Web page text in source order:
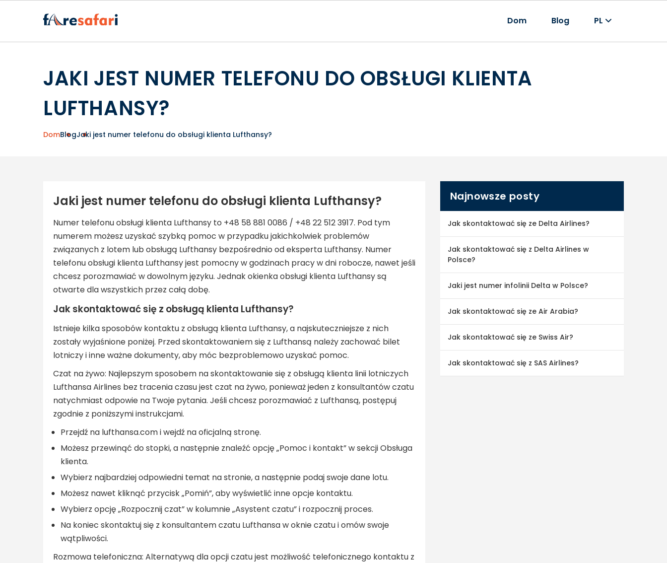
Dom Blog PL
JAKI JEST NUMER TELEFONU DO OBSŁUGI KLIENTA
LUFTHANSY?
DomBlogJaki jest numer telefonu do obsługi klienta Lufthansy?
Jaki jest numer telefonu do obsługi klienta Lufthansy?
Numer telefonu obsługi klienta Lufthansy to +48 58 881 0086 / +48 22 512 3917. Pod tym
numerem możesz uzyskać szybką pomoc w przypadku jakichkolwiek problemów
związanych z lotem lub obsługą Lufthansy bezpośrednio od eksperta Lufthansy. Numer
telefonu obsługi klienta Lufthansy jest pomocny w godzinach pracy w dni robocze, nawet jeśli
chcesz porozmawiać w dowolnym języku. Jednak okienka obsługi klienta Lufthansy są
otwarte dla wszystkich przez całą dobę.
Jak skontaktować się z obsługą klienta Lufthansy?
Istnieje kilka sposobów kontaktu z obsługą klienta Lufthansy, a najskuteczniejsze z nich
zostały wyjaśnione poniżej. Przed skontaktowaniem się z Lufthansą należy zachować bilet
lotniczy i inne ważne dokumenty, aby móc bezproblemowo uzyskać pomoc.
Czat na żywo: Najlepszym sposobem na skontaktowanie się z obsługą klienta linii lotniczych
Lufthansa Airlines bez tracenia czasu jest czat na żywo, ponieważ jeden z konsultantów czatu
natychmiast odpowie na Twoje pytania. Jeśli chcesz porozmawiać z Lufthansą, postępuj
zgodnie z poniższymi instrukcjami.
Przejdź na lufthansa.com i wejdź na oficjalną stronę.
Możesz przewinąć do stopki, a następnie znaleźć opcję „Pomoc i kontakt” w sekcji Obsługa
klienta.
Wybierz najbardziej odpowiedni temat na stronie, a następnie podaj swoje dane lotu.
Możesz nawet kliknąć przycisk „Pomiń”, aby wyświetlić inne opcje kontaktu.
Wybierz opcję „Rozpocznij czat” w kolumnie „Asystent czatu” i rozpocznij proces.
Na koniec skontaktuj się z konsultantem czatu Lufthansa w oknie czatu i omów swoje
wątpliwości.
Rozmowa telefoniczna: Alternatywą dla opcji czatu jest możliwość telefonicznego kontaktu z
Najnowsze posty
Jak skontaktować się ze Delta Airlines?
Jak skontaktować się z Delta Airlines w
Polsce?
Jaki jest numer infolinii Delta w Polsce?
Jak skontaktować się ze Air Arabia?
Jak skontaktować się ze Swiss Air?
Jak skontaktować się z SAS Airlines?